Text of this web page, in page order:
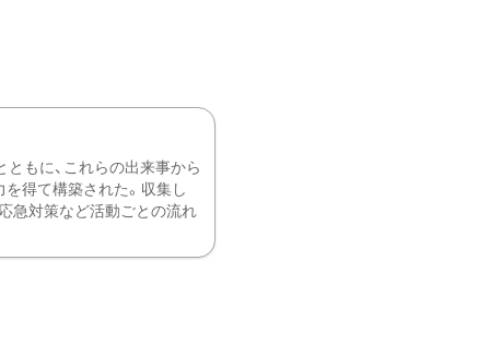
もに、これらの出来事から
得て構築された。収集し
急対策など活動ごとの流れ